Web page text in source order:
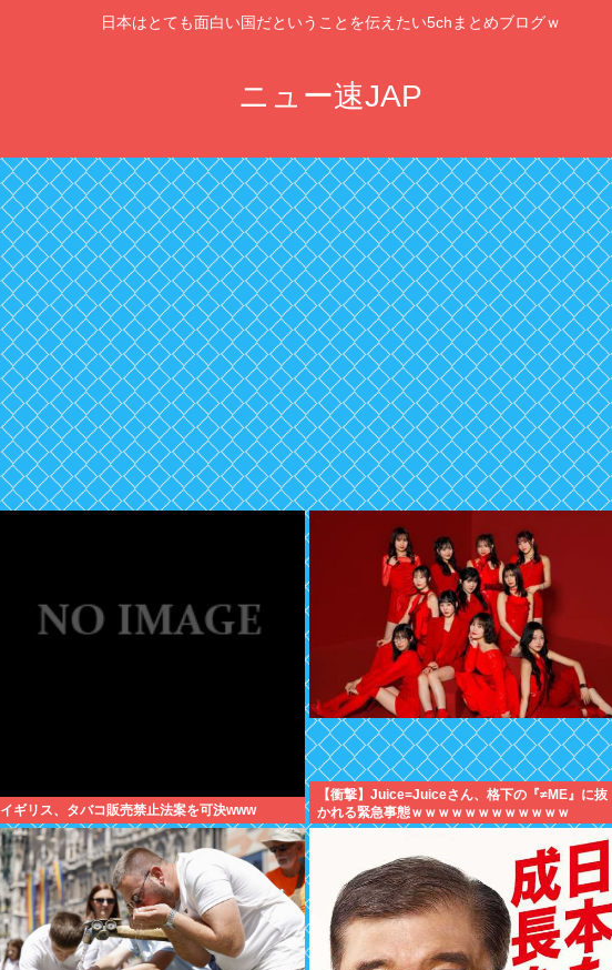
日本はとても面白い国だということを伝えたい5chまとめブログｗ
ニュー速JAP
イギリス、タバコ販売禁止法案を可決www
【衝撃】Juice=Juiceさん、格下の『≠ME』に抜
かれる緊急事態ｗｗｗｗｗｗｗｗｗｗｗｗ